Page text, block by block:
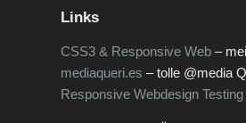
Links
CSS3 & Responsive Web –
mediaqueri.es – tolle @media
Responsive Webdesign Testing